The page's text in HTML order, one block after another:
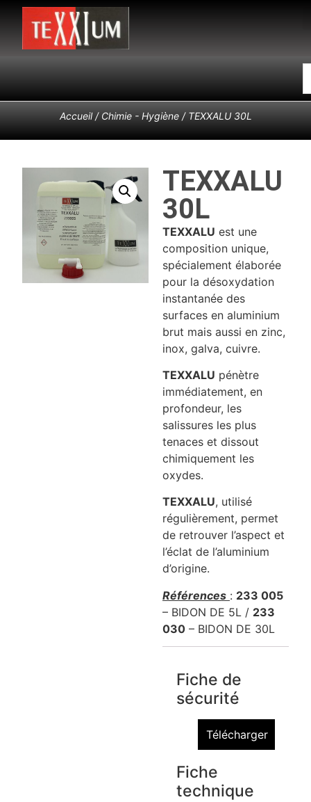
Accueil/ Chimie - Hygiène/ TEXXALU 30L
TEXXALU
30L
TEXXALU est une
composition unique,
spécialement élaborée
pour la désoxydation
instantanée des
surfaces en aluminium
brut mais aussi en zinc,
inox, galva, cuivre.
TEXXALU pénètre
immédiatement, en
profondeur, les
salissures les plus
tenaces et dissout
chimiquement les
oxydes.
TEXXALU, utilisé
régulièrement, permet
de retrouver l’aspect et
l’éclat de l’aluminium
d’origine.
Références : 233 005
– BIDON DE 5L / 233
030 – BIDON DE 30L
Fiche de
sécurité
Télécharger
Fiche
technique